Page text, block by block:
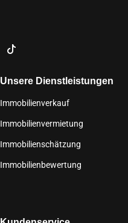
Unsere Dienstleistungen
Immobilienverkauf
Immobilienvermietung
Immobilienschätzung
Immobilienbewertung